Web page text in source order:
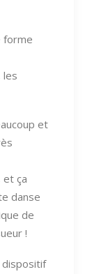
forme
les
et
et ça
danse
de
!
dispositif